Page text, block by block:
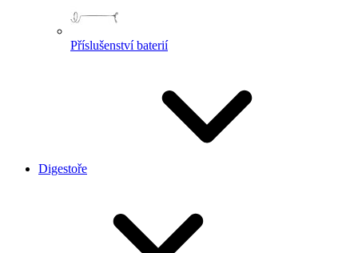
Příslušenství baterií
Digestoře